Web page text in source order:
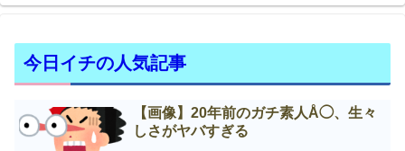
今日イチの人気記事
【画像】20年前のガチ素人Å◯、生々
しさがヤバすぎる